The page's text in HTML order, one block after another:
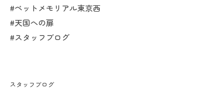
#ペットメモリアル東京西
#天国への扉
#スタッフブログ
スタッフブログ